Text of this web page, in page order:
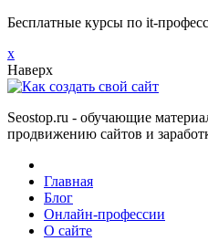
Бесплатные курсы по it-
х
Наверх
Seostop.ru - обучающие
продвижению сайтов и
Главная
Блог
Онлайн-профессии
О сайте